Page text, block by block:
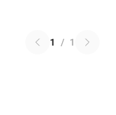
1 / 1